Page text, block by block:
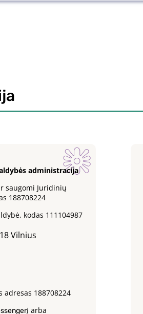
administracija
saugomi Juridinių
188708224
kodas 111104987
Vilnius
adresas 188708224
arba